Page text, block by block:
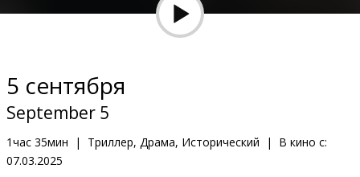
Клуб
5 сентября
September 5
1час 35мин | Триллер, Драма, Исторический |
В кино с:
07.03.2025